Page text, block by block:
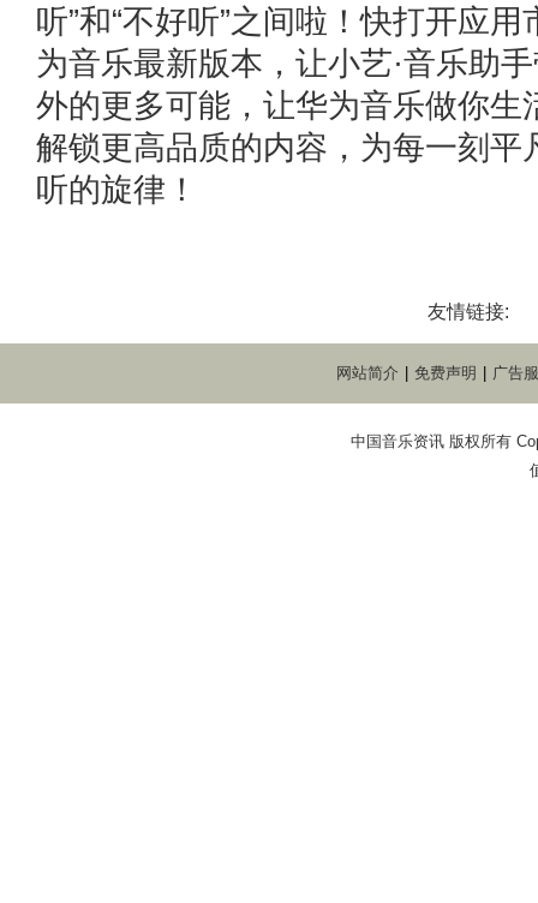
听”和“不好听”之间啦！快打开应
为音乐最新版本，让小艺·音乐助
外的更多可能，让华为音乐做你生
解锁更高品质的内容，为每一刻平
听的旋律！
友情链接:
网站简介 | 免费声明 | 广告
中国音乐资讯 版权所有